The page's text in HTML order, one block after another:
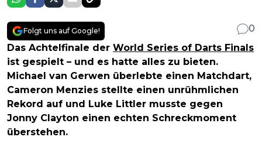
Folgt uns auf Google!
0
Das Achtelfinale der World Series of Darts Finals
ist gespielt – und es hatte alles zu bieten.
Michael van Gerwen überlebte einen Matchdart,
Cameron Menzies stellte einen unrühmlichen
Rekord auf und Luke Littler musste gegen
Jonny Clayton einen echten Schreckmoment
überstehen.